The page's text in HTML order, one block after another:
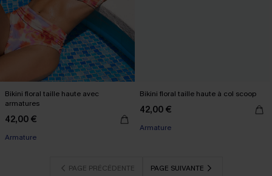
Bikini floral taille haute avec
armatures
42,00 €
Armature
Bikini floral taille haute à col scoop
42,00 €
Armature
PAGE PRÉCÉDENTE PAGE SUIVANTE